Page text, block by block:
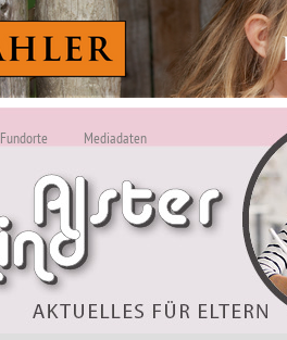
ALSTERKIND -
Alles Neu
Fundorte Mediadaten